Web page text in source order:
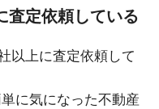
査定依頼している
以上に査定依頼して
に気になった不動産